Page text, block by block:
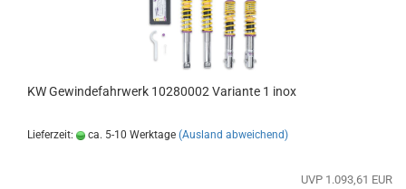
KW Gewindefahrwerk 10280002 Variante 1 inox
Lieferzeit: ca. 5-10 Werktage (Ausland abweichend)
UVP 1.093,61 EUR